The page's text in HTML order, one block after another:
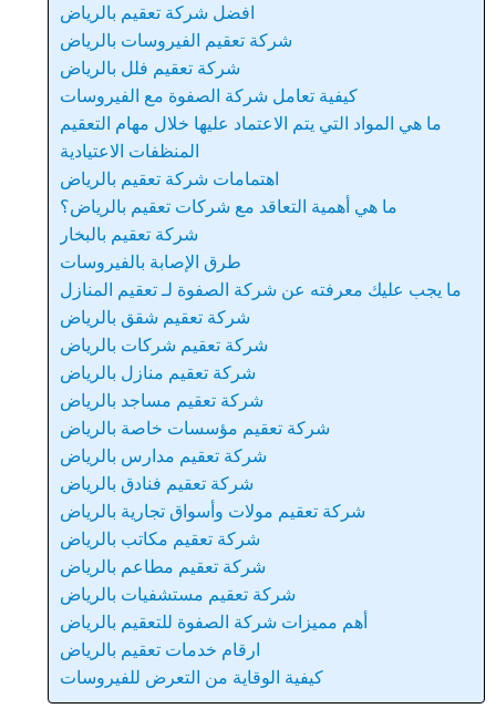
افضل شركة تعقيم بالرياض
شركة تعقيم الفيروسات بالرياض
شركة تعقيم فلل بالرياض
كيفية تعامل شركة الصفوة مع الفيروسات
ما هي المواد التي يتم الاعتماد عليها خلال مهام التعقيم
المنظفات الاعتيادية
اهتمامات شركة تعقيم بالرياض
ما هي أهمية التعاقد مع شركات تعقيم بالرياض؟
شركة تعقيم بالبخار
طرق الإصابة بالفيروسات
ما يجب عليك معرفته عن شركة الصفوة لـ تعقيم المنازل
شركة تعقيم شقق بالرياض
شركة تعقيم شركات بالرياض
شركة تعقيم منازل بالرياض
شركة تعقيم مساجد بالرياض
شركة تعقيم مؤسسات خاصة بالرياض
شركة تعقيم مدارس بالرياض
شركة تعقيم فنادق بالرياض
شركة تعقيم مولات وأسواق تجارية بالرياض
شركة تعقيم مكاتب بالرياض
شركة تعقيم مطاعم بالرياض
شركة تعقيم مستشفيات بالرياض
أهم مميزات شركة الصفوة للتعقيم بالرياض
ارقام خدمات تعقيم بالرياض
كيفية الوقاية من التعرض للفيروسات